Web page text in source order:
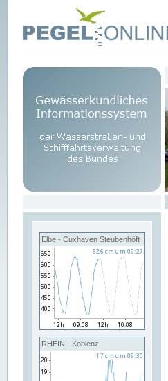
Elbe - Cuxhaven Steubenhöft
RHEIN - Koblenz